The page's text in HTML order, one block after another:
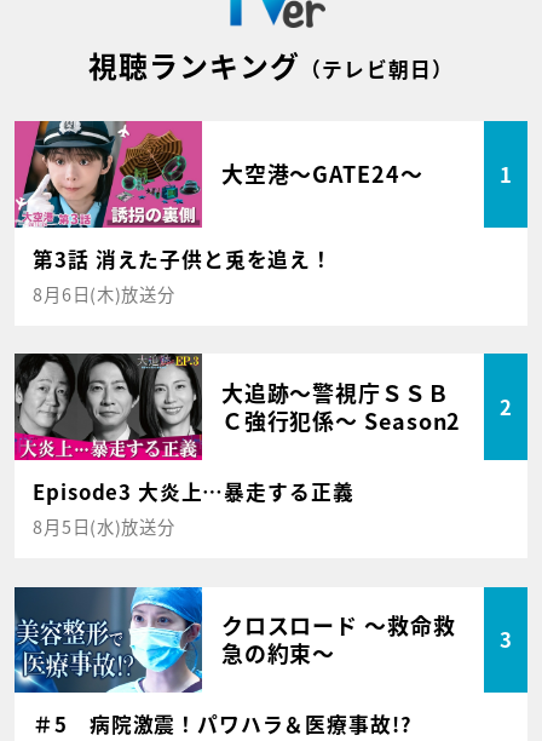
視聴ランキング （テレビ朝日）
大空港～GATE24～ 1
第3話 消えた子供と兎を追え！
8月6日(木)放送分
大追跡～警視庁ＳＳＢ
Ｃ強行犯係～ Season2
2
Episode3 大炎上…暴走する正義
8月5日(水)放送分
クロスロード ～救命救
急の約束～
3
＃5 病院激震！パワハラ＆医療事故!?